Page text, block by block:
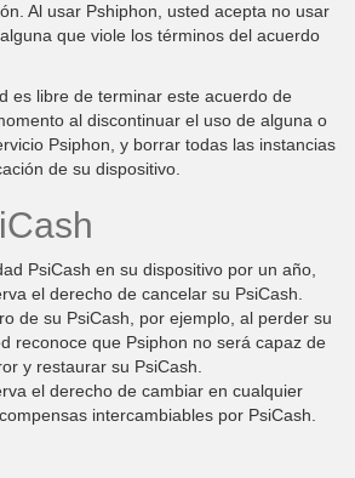
Al usar Pshiphon, usted acepta no usar
que viole los términos del acuerdo
es libre de terminar este acuerdo de
al discontinuar el uso de alguna o
Psiphon, y borrar todas las instancias
de su dispositivo.
PsiCash en su dispositivo por un año,
el derecho de cancelar su PsiCash.
de su PsiCash, por ejemplo, al perder su
reconoce que Psiphon no será capaz de
y restaurar su PsiCash.
el derecho de cambiar en cualquier
intercambiables por PsiCash.